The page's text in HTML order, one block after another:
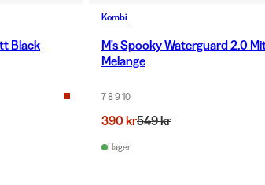
Black
Kombi
M's Spooky Waterguard 2.0
Melange
7 8 9 10
390 kr549 kr
I lager